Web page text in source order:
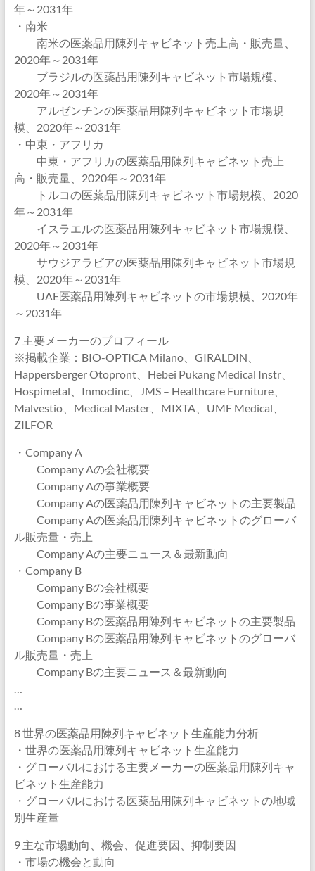
年～2031年
・南米
南米の医薬品用陳列キャビネット売上高・販売量、
2020年～2031年
ブラジルの医薬品用陳列キャビネット市場規模、
2020年～2031年
アルゼンチンの医薬品用陳列キャビネット市場規
模、2020年～2031年
・中東・アフリカ
中東・アフリカの医薬品用陳列キャビネット売上
高・販売量、2020年～2031年
トルコの医薬品用陳列キャビネット市場規模、2020
年～2031年
イスラエルの医薬品用陳列キャビネット市場規模、
2020年～2031年
サウジアラビアの医薬品用陳列キャビネット市場規
模、2020年～2031年
UAE医薬品用陳列キャビネットの市場規模、2020年
～2031年
7 主要メーカーのプロフィール
※掲載企業：BIO-OPTICA Milano、GIRALDIN、
Happersberger Otopront、Hebei Pukang Medical Instr、
Hospimetal、Inmoclinc、JMS – Healthcare Furniture、
Malvestio、Medical Master、MIXTA、UMF Medical、
ZILFOR
・Company A
Company Aの会社概要
Company Aの事業概要
Company Aの医薬品用陳列キャビネットの主要製品
Company Aの医薬品用陳列キャビネットのグローバ
ル販売量・売上
Company Aの主要ニュース＆最新動向
・Company B
Company Bの会社概要
Company Bの事業概要
Company Bの医薬品用陳列キャビネットの主要製品
Company Bの医薬品用陳列キャビネットのグローバ
ル販売量・売上
Company Bの主要ニュース＆最新動向
…
…
8 世界の医薬品用陳列キャビネット生産能力分析
・世界の医薬品用陳列キャビネット生産能力
・グローバルにおける主要メーカーの医薬品用陳列キャ
ビネット生産能力
・グローバルにおける医薬品用陳列キャビネットの地域
別生産量
9 主な市場動向、機会、促進要因、抑制要因
・市場の機会と動向